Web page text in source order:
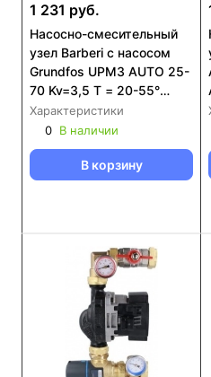
1 231 руб.
Насосно-смесительный
узел Barberi с насосом
Grundfos UPM3 AUTO 25-
70 Kv=3,5 T = 20-55°
(27B040N4T3)
Характеристики
0 В наличии
В корзину